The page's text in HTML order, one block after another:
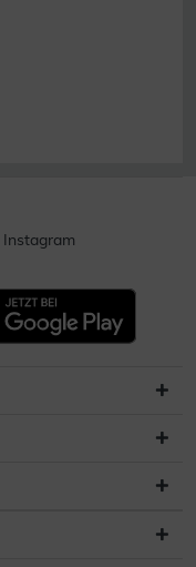
Instagram